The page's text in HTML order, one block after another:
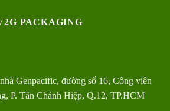
PACKAGING
Genpacific, đường số 16, Công viên
P. Tân Chánh Hiệp, Q.12, TP.HCM